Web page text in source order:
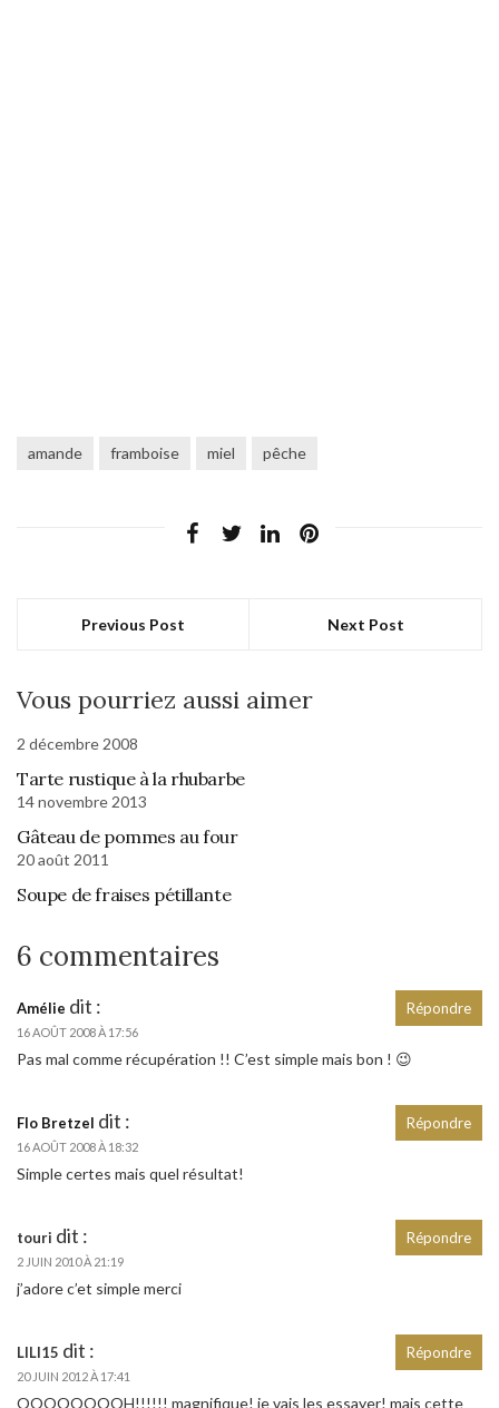
amande framboise miel pêche
Previous Post Next Post
Vous pourriez aussi aimer
2 décembre 2008
Tarte rustique à la rhubarbe
14 novembre 2013
Gâteau de pommes au four
20 août 2011
Soupe de fraises pétillante
6 commentaires
Amélie dit :
16 AOÛT 2008 À 17:56
Pas mal comme récupération !! C’est simple mais bon ! 😉
Répondre
Flo Bretzel dit :
16 AOÛT 2008 À 18:32
Simple certes mais quel résultat!
Répondre
touri dit :
2 JUIN 2010 À 21:19
j’adore c’et simple merci
Répondre
LILI15 dit :
20 JUIN 2012 À 17:41
OOOOOOOOH!!!!!! magnifique! je vais les essayer! mais cette
Répondre